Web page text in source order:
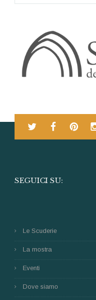
SEGUICI SU:
Le Scuderie
La mostra
Eventi
Dove siamo